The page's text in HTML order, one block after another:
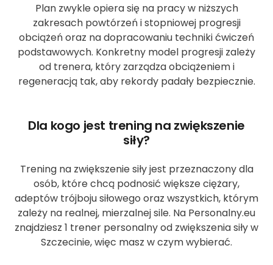
Plan zwykle opiera się na pracy w niższych
zakresach powtórzeń i stopniowej progresji
obciążeń oraz na dopracowaniu techniki ćwiczeń
podstawowych. Konkretny model progresji zależy
od trenera, który zarządza obciążeniem i
regeneracją tak, aby rekordy padały bezpiecznie.
Dla kogo jest trening na zwiększenie
siły?
Trening na zwiększenie siły jest przeznaczony dla
osób, które chcą podnosić większe ciężary,
adeptów trójboju siłowego oraz wszystkich, którym
zależy na realnej, mierzalnej sile. Na Personalny.eu
znajdziesz 1 trener personalny od zwiększenia siły w
Szczecinie, więc masz w czym wybierać.